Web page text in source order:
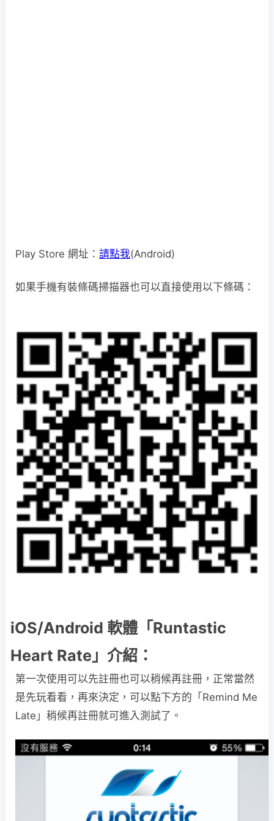
Play Store 網址： 請點我(Android)
如果手機有裝條碼掃描器也可以直接使用以下條碼：
iOS/Android 軟體「Runtastic
Heart Rate」介紹：
第一次使用可以先註冊也可以稍候再註冊，正常當然
是先玩看看，再來決定，可以點下方的「Remind Me
Late」稍候再註冊就可進入測試了。